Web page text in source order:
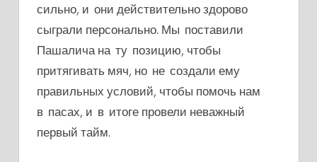
сильно, и они действительно здорово
сыграли персонально. Мы поставили
Пашалича на ту позицию, чтобы
притягивать мяч, но не создали ему
правильных условий, чтобы помочь нам
в пасах, и в итоге провели неважный
первый тайм.